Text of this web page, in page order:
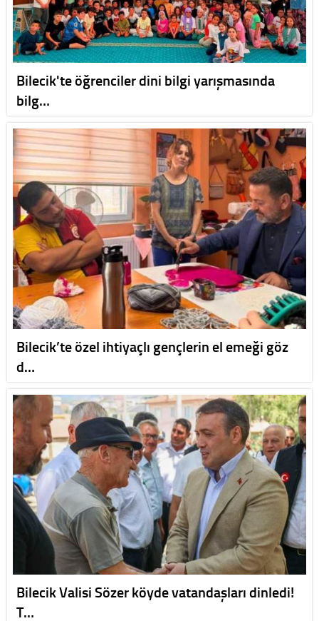
Bilecik'te öğrenciler dini bilgi yarışmasında
bilg…
Bilecik’te özel ihtiyaçlı gençlerin el emeği göz
d…
Bilecik Valisi Sözer köyde vatandaşları dinledi!
T…